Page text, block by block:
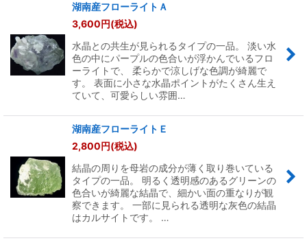
湖南産フローライトＡ
3,600円(税込)
水晶との共生が見られるタイプの一品。 淡い水
色の中にパープルの色合いが浮かんでいるフロ
ーライトで、 柔らかで涼しげな色調が綺麗で
す。 表面に小さな水晶ポイントがたくさん生え
ていて、可愛らしい雰囲…
湖南産フローライトＥ
2,800円(税込)
結晶の周りを母岩の成分が薄く取り巻いている
タイプの一品。 明るく透明感のあるグリーンの
色合いが綺麗な結晶で、細かい面の重なりが観
察できます。 一部に見られる透明な灰色の結晶
はカルサイトです。 …